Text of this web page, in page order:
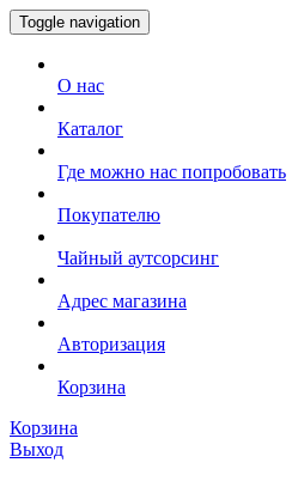
Toggle navigation
О нас
Каталог
Где можно нас попробовать
Покупателю
Чайный аутсорсинг
Адрес магазина
Авторизация
Корзина
Корзина
Выход